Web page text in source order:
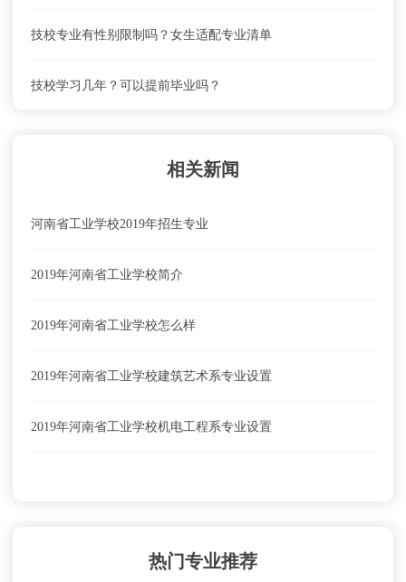
技校专业有性别限制吗？女生适配专业清单
技校学习几年？可以提前毕业吗？
相关新闻
河南省工业学校2019年招生专业
2019年河南省工业学校简介
2019年河南省工业学校怎么样
2019年河南省工业学校建筑艺术系专业设置
2019年河南省工业学校机电工程系专业设置
热门专业推荐